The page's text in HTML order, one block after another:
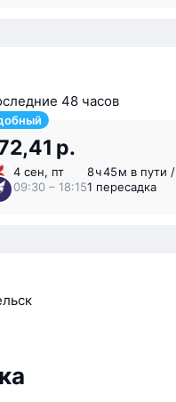
48 часов
р.
4 сен, пт
09:30 – 18:15
8 ⁠ч 45 ⁠м в пути /
1 пересадка